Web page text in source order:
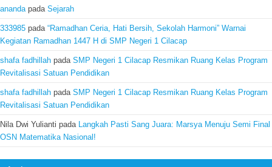
anandapada Sejarah
333985 pada “Ramadhan Ceria, Hati Bersih, Sekolah Harmoni” Warnai
Kegiatan Ramadhan 1447 H di SMP Negeri 1 Cilacap
shafa fadhillah pada SMP Negeri 1 Cilacap Resmikan Ruang Kelas Program
Revitalisasi Satuan Pendidikan
shafa fadhillah pada SMP Negeri 1 Cilacap Resmikan Ruang Kelas Program
Revitalisasi Satuan Pendidikan
Nila Dwi Yulianti pada Langkah Pasti Sang Juara: Marsya Menuju Semi Final
OSN Matematika Nasional!